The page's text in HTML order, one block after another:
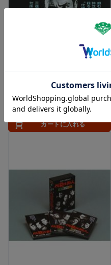
DVD
必殺仕掛人 梅安蟻地獄 [DVD]
3,080円（税込）
カートに入れる